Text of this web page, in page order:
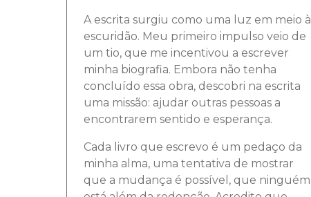
A escrita surgiu como uma luz em meio à
escuridão. Meu primeiro impulso veio de
um tio, que me incentivou a escrever
minha biografia. Embora não tenha
concluído essa obra, descobri na escrita
uma missão: ajudar outras pessoas a
encontrarem sentido e esperança.
Cada livro que escrevo é um pedaço da
minha alma, uma tentativa de mostrar
que a mudança é possível, que ninguém